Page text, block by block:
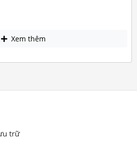
Xem thêm
trữ